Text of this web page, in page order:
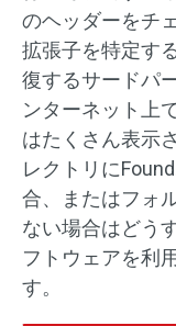
のヘッダーをチ
拡張子を特定す
復するサードパ
ンターネット上
はたくさん表示
レクトリに
合、またはフォ
ない場合はどう
フトウェアを利
す。